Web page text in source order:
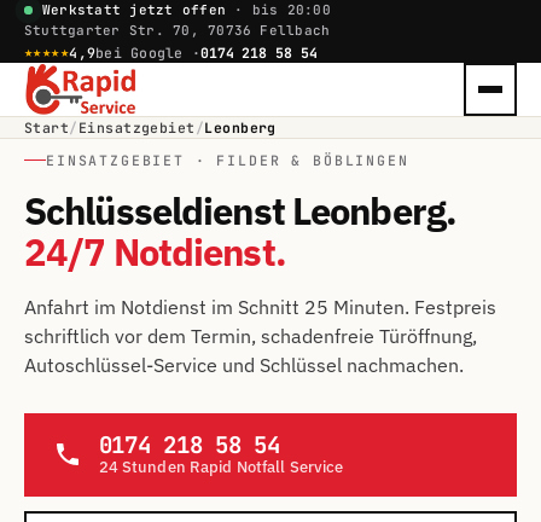
Werkstatt jetzt offen · bis 20:00
Stuttgarter Str. 70, 70736 Fellbach
★★★★★4,9bei Google ·0174 218 58 54
Start/ Einsatzgebiet /Leonberg
EINSATZGEBIET · FILDER & BÖBLINGEN
Schlüsseldienst Leonberg.
24/7 Notdienst.
Anfahrt im Notdienst im Schnitt 25 Minuten. Festpreis
schriftlich vor dem Termin, schadenfreie Türöffnung,
Autoschlüssel-Service und Schlüssel nachmachen.
0174 218 58 54
24 Stunden Rapid Notfall Service